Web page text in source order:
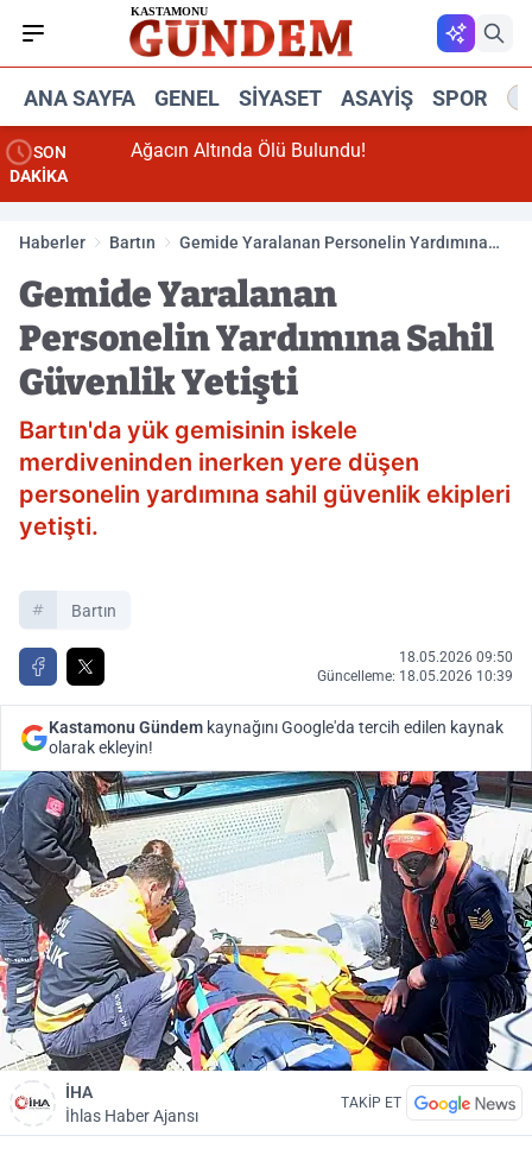
ANA SAYFA GENEL SIYASET ASAYIŞ SPOR
SON
DAKİKA
Ağacın Altında Ölü Bulundu!
Haberler Bartın
Gemide Yaralanan Personelin Yardımına
Gemide Yaralanan
Personelin Yardımına Sahil
Güvenlik Yetişti
Bartın'da yük gemisinin iskele
merdiveninden inerken yere düşen
personelin yardımına sahil güvenlik ekipleri
yetişti.
Bartın
18.05.2026 09:50
Güncelleme: 18.05.2026 10:39
Kastamonu Gündem kaynağını Google'da tercih edilen kaynak
olarak ekleyin!
İHA
İhlas Haber Ajansı
TAKİP ET